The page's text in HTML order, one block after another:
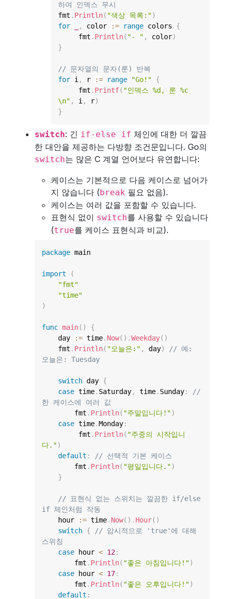
하여 인덱스 무시
fmt . Println( "색상 목록:")
for
, color := range colors {
     fmt
. Println( "- " , color)
}
// 문자열의 문자(룬) 반복
for i , r := range "Go!"
{
     fmt
. Printf( "인덱스 %d, 룬 %c
\n" , i , r)
}
switch: 긴 if-else if 체인에 대한 더 깔끔
한 대안을 제공하는 다방향 조건문입니다. Go의
switch는 많은 C 계열 언어보다 유연합니다:
케이스는 기본적으로 다음 케이스로 넘어가
지 않습니다 (break 필요 없음).
케이스는 여러 값을 포함할 수 있습니다.
표현식 없이 switch를 사용할 수 있습니다
(true를 케이스 표현식과 비교).
package main
import
(
"fmt"
"time"
)
func main( )
{
    day
:= time. Now( ) .Weekday( )
    fmt
. Println( "오늘은:" , day)
// 예:
오늘은: Tuesday
switch day {
case time. Saturday, time. Sunday:
//
한 케이스에 여러 값
        fmt
. Println( "주말입니다!")
case time.Monday:
         fmt
. Println( "주중의 시작입니
다.")
default :
// 선택적 기본 케이스
        fmt
. Println( "평일입니다.")
}
// 표현식 없는 스위치는 깔끔한 if/else
if 체인처럼 작동
    hour
:= time. Now( ) . Hour( )
switch {
// 암시적으로 'true'에 대해
스위칭
case hour < 12:
        fmt
. Println( "좋은 아침입니다!")
case hour < 17:
        fmt
. Println( "좋은 오후입니다!")
default :